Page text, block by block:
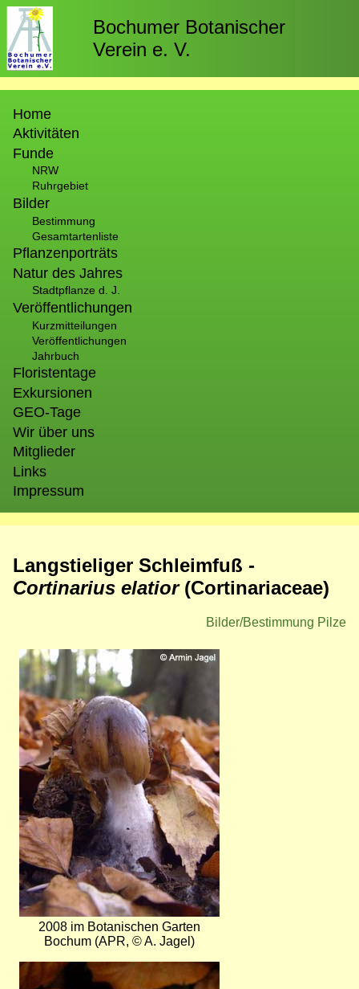
Direkt
zum
Inhalt
Bochumer Botanischer
Verein e. V.
Home
Aktivitäten
Funde
NRW
Ruhrgebiet
Bilder
Bestimmung
Gesamtartenliste
Pflanzenporträts
Natur des Jahres
Stadtpflanze d. J.
Veröffentlichungen
Kurzmitteilungen
Veröffentlichungen
Jahrbuch
Floristentage
Exkursionen
GEO-Tage
Wir über uns
Mitglieder
Links
Impressum
Langstieliger Schleimfuß -
Cortinarius elatior (Cortinariaceae)
Bilder/Bestimmung Pilze
Bild
2008 im Botanischen Garten
Bochum (APR, © A. Jagel)
Bild